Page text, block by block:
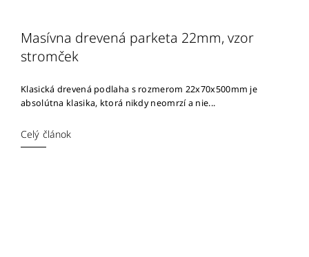
Masívna drevená parketa 22mm, vzor
stromček
Klasická drevená podlaha s rozmerom 22x70x500mm je
absolútna klasika, ktorá nikdy neomrzí a nie...
Celý článok